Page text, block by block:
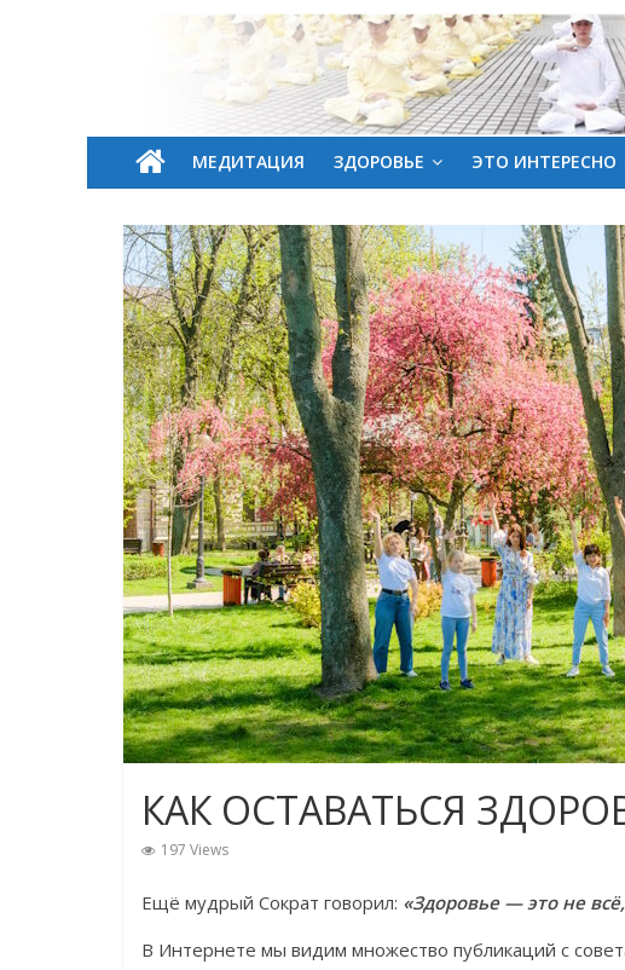
МЕДИТАЦИЯ ЗДОРОВЬЕ ЭТО ИНТЕРЕСНО
КАК ОСТАВАТЬСЯ
197 Views
Ещё мудрый Сократ говорил: «Здоровье — это не
В Интернете мы видим множество публикаций с